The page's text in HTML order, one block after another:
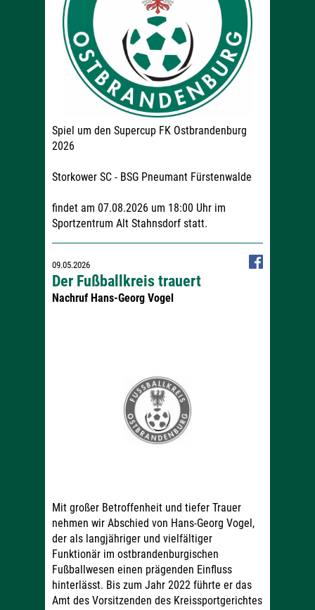
Spiel um den Supercup FK Ostbrandenburg
2026
Storkower SC - BSG Pneumant Fürstenwalde
findet am 07.08.2026 um 18:00 Uhr im
Sportzentrum Alt Stahnsdorf statt.
09.05.2026
Der Fußballkreis trauert
Nachruf Hans-Georg Vogel
Mit großer Betroffenheit und tiefer Trauer
nehmen wir Abschied von Hans-Georg Vogel,
der als langjähriger und vielfältiger
Funktionär im ostbrandenburgischen
Fußballwesen einen prägenden Einfluss
hinterlässt. Bis zum Jahr 2022 führte er das
Amt des Vorsitzenden des Kreissportgerichtes